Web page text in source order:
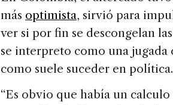
más optimista, sirvió para
ver si por fin se descongelan
se interpreto como una jugada
como suele suceder en política.
“Es obvio que había un